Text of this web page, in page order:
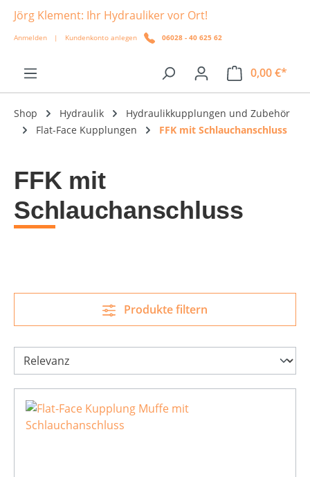
springen
Jörg Klement: Ihr Hydrauliker vor Ort!
Anmelden | Kundenkonto anlegen 06028 - 40 625 62
0,00 €*
Shop Hydraulik
Hydraulikkupplungen und Zubehör
Flat-Face Kupplungen
FFK mit Schlauchanschluss
FFK mit
Schlauchanschluss
Produkte filtern